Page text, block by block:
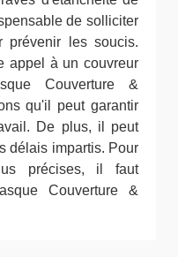
de solliciter
prévenir les soucis.
appel à un couvreur
Couverture &
qu'il peut garantir
De plus, il peut
délais impartis. Pour
précises, il faut
Couverture &